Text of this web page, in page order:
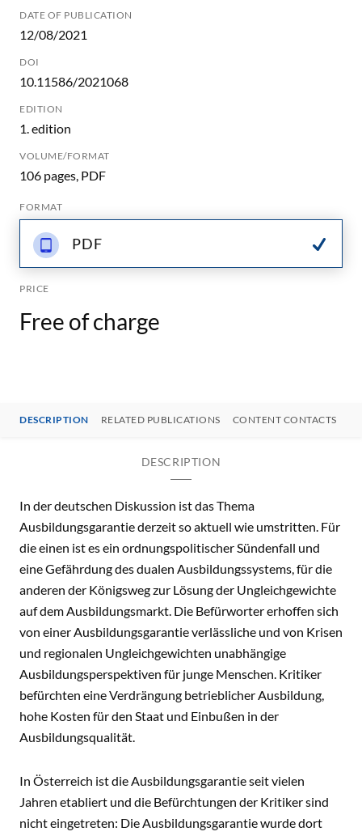
DATE OF PUBLICATION
12/08/2021
DOI
10.11586/2021068
EDITION
1. edition
VOLUME/FORMAT
106 pages, PDF
FORMAT
PDF
PRICE
Free of charge
DESCRIPTION RELATED PUBLICATIONS CONTENT CONTACTS
DESCRIPTION
In der deutschen Diskussion ist das Thema
Ausbildungsgarantie derzeit so aktuell wie umstritten. Für
die einen ist es ein ordnungspolitischer Sündenfall und
eine Gefährdung des dualen Ausbildungssystems, für die
anderen der Königsweg zur Lösung der Ungleichgewichte
auf dem Ausbildungsmarkt. Die Befürworter erhoffen sich
von einer Ausbildungsgarantie verlässliche und von Krisen
und regionalen Ungleichgewichten unabhängige
Ausbildungsperspektiven für junge Menschen. Kritiker
befürchten eine Verdrängung betrieblicher Ausbildung,
hohe Kosten für den Staat und Einbußen in der
Ausbildungsqualität.
In Österreich ist die Ausbildungsgarantie seit vielen
Jahren etabliert und die Befürchtungen der Kritiker sind
nicht eingetreten: Die Ausbildungsgarantie wurde dort